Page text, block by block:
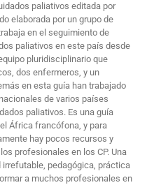
paliativos editada por
elaborada por un grupo de
en el seguimiento de
paliativos en este país desde
pluridisciplinario que
dos enfermeros, y un
en esta guía han trabajado
de varios países
paliativos. Es una guía
África francófona, y para
hay pocos recursos y
profesionales en los CP. Una
irrefutable, pedagógica, práctica
a muchos profesionales en